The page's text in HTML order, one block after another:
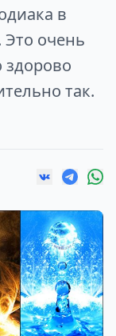
в
очень
так.